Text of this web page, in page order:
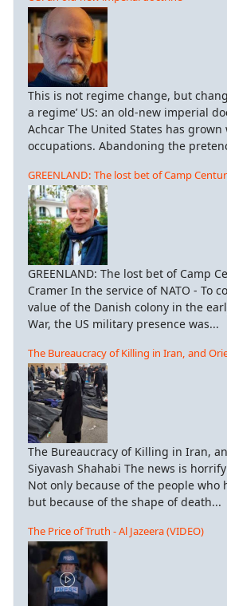
This is not regime change, but
a regime’ US: an old-new imperial
Achcar The United States has
occupations. Abandoning the
GREENLAND: The lost bet of Camp
GREENLAND: The lost bet of Camp
Cramer In the service of NATO - To
value of the Danish colony in the
War, the US military presence was...
The Bureaucracy of Killing in Iran, and
The Bureaucracy of Killing in Iran,
Siyavash Shahabi The news is
Not only because of the people who
but because of the shape of death...
The Price of Truth - Al Jazeera (VIDEO)